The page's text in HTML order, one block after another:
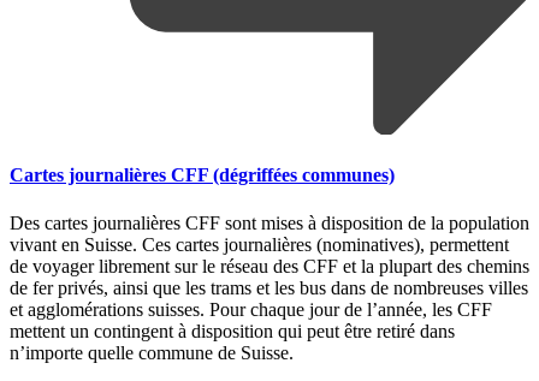
Cartes journalières CFF (dégriffées communes)
Des cartes journalières CFF sont mises à disposition de la population
vivant en Suisse. Ces cartes journalières (nominatives), permettent
de voyager librement sur le réseau des CFF et la plupart des chemins
de fer privés, ainsi que les trams et les bus dans de nombreuses villes
et agglomérations suisses. Pour chaque jour de l’année, les CFF
mettent un contingent à disposition qui peut être retiré dans
n’importe quelle commune de Suisse.